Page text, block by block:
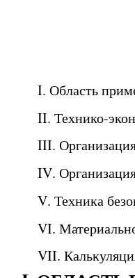
I. Область
II. Технико-
III.
IV.
V. Техника
VI.
VII.